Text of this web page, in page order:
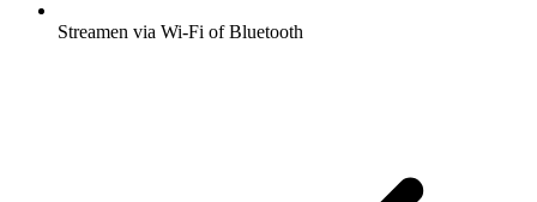
Streamen via Wi-Fi of Bluetooth